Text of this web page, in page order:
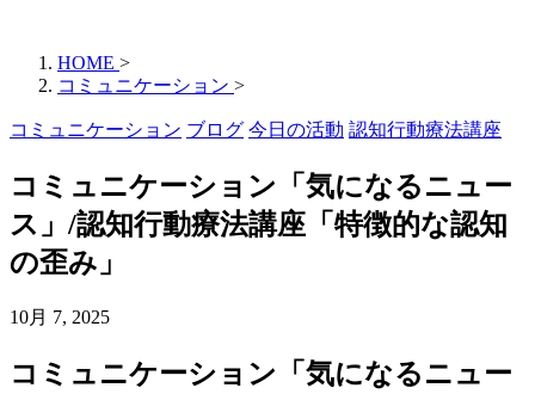
HOME >
コミュニケーション >
コミュニケーション ブログ 今日の活動 認知行動療法講座
コミュニケーション「気になるニュー
ス」/認知行動療法講座「特徴的な認知
の歪み」
10月 7, 2025
コミュニケーション「気になるニュー